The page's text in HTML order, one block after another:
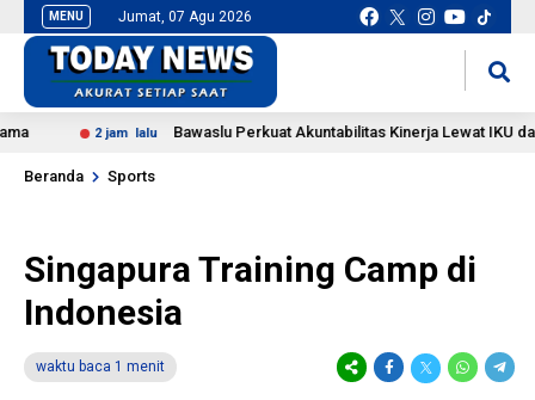
MENU Jumat, 07 Agu 2026
2 jam lalu Bawaslu Perkuat Akuntabilitas Kinerja Lewat IKU dan
Beranda Sports
Singapura Training Camp di
Indonesia
waktu baca 1 menit